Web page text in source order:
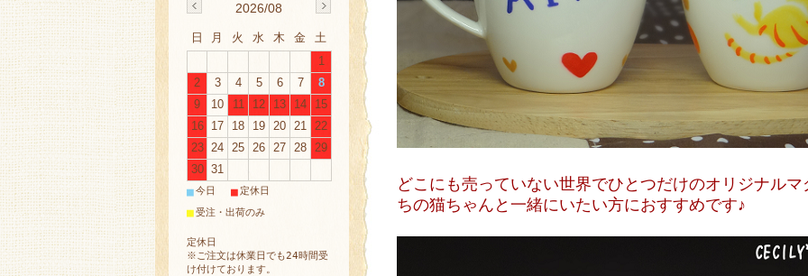
どこにも売っていない世界でひとつだけのオリジナル
ちの猫ちゃんと一緒にいたい方におすすめです♪
2026/08
日 月 火 水 木 金
土
1
2
3 4 5 6 7
8
9
10 11 12 13 14
15
16
17 18 19 20 21
22
23
24 25 26 27 28
29
30
31
■今日 ■ 定休日
■受注・出荷のみ
定休日
※ご注文は休業日でも24時間受
け付けております。